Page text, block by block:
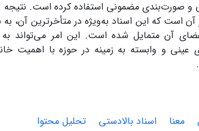
و صورت‌بندی مضمونی استفاده کرده است.
آن است که این اسناد به‌ویژه در متأخرترین
آن متمایل شده است. این امر می‌تواند به‌
عینی و وابسته به زمینه در حوزه با اهمیت
معنا اسناد بالادستی تحلیل محتوا